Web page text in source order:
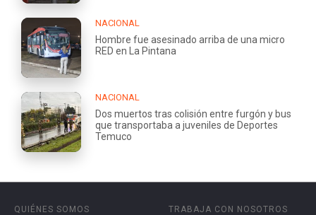
NACIONAL
Hombre fue asesinado arriba de una micro
RED en La Pintana
NACIONAL
Dos muertos tras colisión entre furgón y bus
que transportaba a juveniles de Deportes
Temuco
QUIÉNES SOMOS
TRABAJA CON NOSOTROS